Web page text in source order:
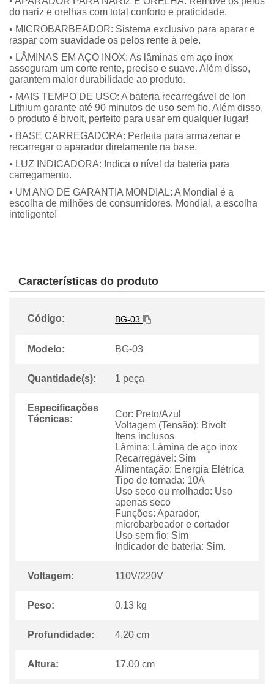
do nariz e orelhas com total conforto e praticidade.
• MICROBARBEADOR: Sistema exclusivo para aparar e
raspar com suavidade os pelos rente à pele.
• LÂMINAS EM AÇO INOX: As lâminas em aço inox
asseguram um corte rente, preciso e suave. Além disso,
garantem maior durabilidade ao produto.
• MAIS TEMPO DE USO: A bateria recarregável de Ion
Lithium garante até 90 minutos de uso sem fio. Além disso,
o produto é bivolt, perfeito para usar em qualquer lugar!
• BASE CARREGADORA: Perfeita para armazenar e
recarregar o aparador diretamente na base.
• LUZ INDICADORA: Indica o nível da bateria para
carregamento.
• UM ANO DE GARANTIA MONDIAL: A Mondial é a
escolha de milhões de consumidores. Mondial, a escolha
inteligente!
Características do produto
Código: BG-03
Modelo: BG-03
Quantidade(s): 1 peça
Especificações
Técnicas:
Cor: Preto/Azul
Voltagem (Tensão): Bivolt
Itens inclusos
Lâmina: Lâmina de aço inox
Recarregável: Sim
Alimentação: Energia Elétrica
Tipo de tomada: 10A
Uso seco ou molhado: Uso
apenas seco
Funções: Aparador,
microbarbeador e cortador
Uso sem fio: Sim
Indicador de bateria: Sim.
Voltagem: 110V/220V
Peso: 0.13 kg
Profundidade: 4.20 cm
Altura: 17.00 cm